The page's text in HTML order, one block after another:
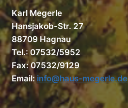
Karl Megerle
Hansjakob-Str. 27
88709 Hagnau
Tel.: 07532/5952
Fax: 07532/9129
Email:info@haus-megerle.de